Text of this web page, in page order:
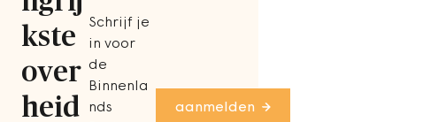
kste
over
heid
Schrijf je
in voor
de
Binnenla
nds
aanmelden